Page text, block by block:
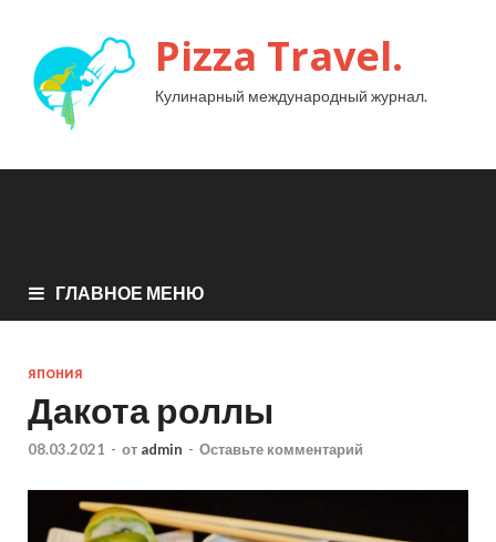
Pizza Travel.
Кулинарный международный журнал.
ГЛАВНОЕ МЕНЮ
ЯПОНИЯ
Дакота роллы
08.03.2021 - от admin - Оставьте комментарий